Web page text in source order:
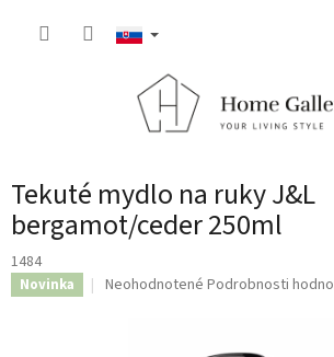
Tekuté mydlo na ruky J&L
bergamot/ceder 250ml
1484
Novinka
Priemerné
Neohodnotené Podrobnosti